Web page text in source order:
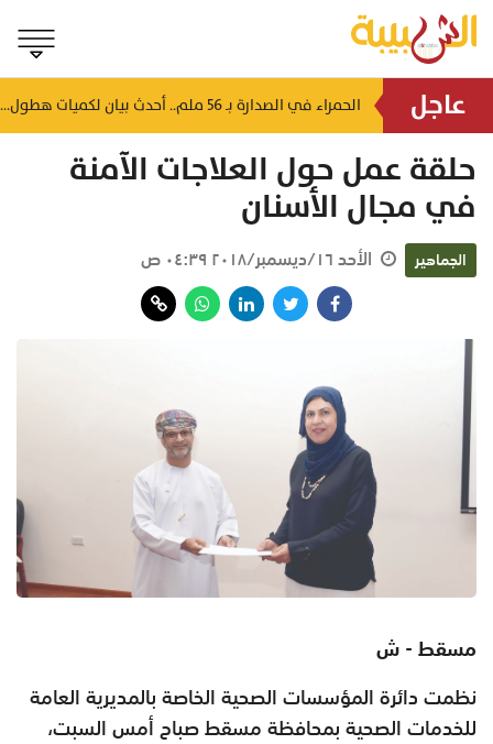
عاجل منذ ٤٦ دقيقة الحمراء في الصدارة بـ 56 ملم.. أحدث بيان لكميات هطول الأمطار بسلطنة عُمان
حلقة عمل حول العلاجات الآمنة
في مجال الأسنان
الجماهير الأحد ١٦/ديسمبر/٢٠١٨ ٠٤:٣٩ ص
مسقط - ش
نظمت دائرة المؤسسات الصحية الخاصة بالمديرية العامة
للخدمات الصحية بمحافظة مسقط صباح أمس السبت،